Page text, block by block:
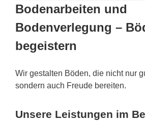
Bodenarbeiten und
Bodenverlegung –
begeistern
Wir gestalten Böden, die nicht nur
sondern auch Freude bereiten.
Unsere Leistungen im